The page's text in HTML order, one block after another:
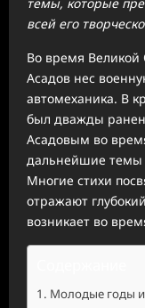
всей его
Во время
Асадов нес
автомеханика. В
был дважды
Асадовым во
дальнейшие темы
Многие стихи
отражают
возникает во
Молодые годы